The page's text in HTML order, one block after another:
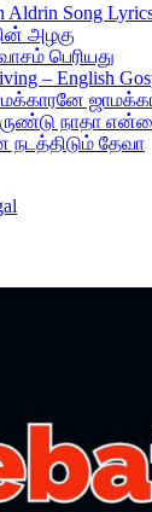
Song
அழகு
பெரியது
– English
ஜாமக்காரனே
நாதா
நடத்திடும் தேவா